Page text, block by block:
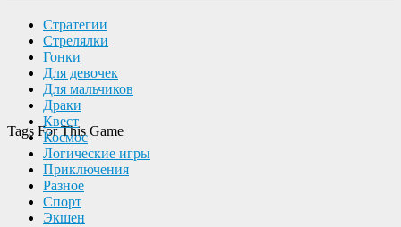
Tags For This Game
Cтратегии
Cтрелялки
Гонки
Для девочек
Для мальчиков
Драки
Квест
Космос
Логические игры
Приключения
Разное
Спорт
Экшен